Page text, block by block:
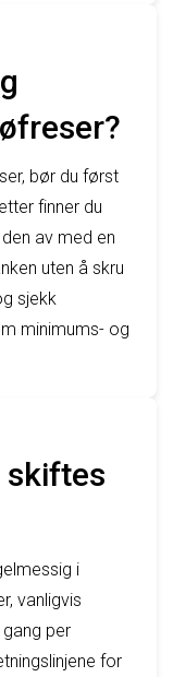
bør du først
finner du
av med en
uten å skru
sjekk
minimums- og
skiftes
i
vanligvis
per
for